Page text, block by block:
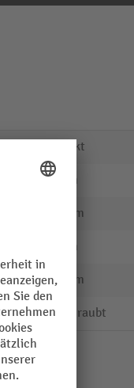
verzinkt
85 mm
100 mm
40 mm
100 mm
verschraubt